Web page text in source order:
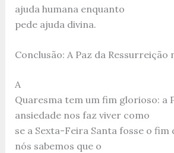
ajuda humana enquanto
pede ajuda divina.
Conclusão: A Paz da Ressurreição
A
Quaresma tem um fim glorioso: a
ansiedade nos faz viver como
se a Sexta-Feira Santa fosse o fim
nós sabemos que o